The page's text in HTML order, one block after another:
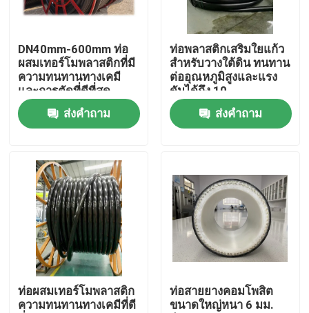
บ้าน
ผลิตภัณฑ์
แสดง VR
เกี่ยวกับเรา
ทัวร์โรงงาน
DN40mm-600mm ท่อ
ผสมเทอร์โมพลาสติกที่มี
ความทนทานทางเคมี
และการตัดที่ดีที่สุด
ส่งคำถาม
ท่อพลาสติกเสริมใยแก้ว
สำหรับวางใต้ดิน ทนทาน
ต่ออุณหภูมิสูงและแรง
ดันได้ถึง 10
ส่งคำถาม
ท่อผสมเทอร์โมพลาสติก
ความทนทานทางเคมีที่ดี
ท่อสายยางคอมโพสิต
ขนาดใหญ่หนา 6 มม.